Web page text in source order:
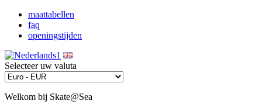
maattabellen
faq
openingstijden
Selecteer uw valuta
Welkom bij Skate@Sea